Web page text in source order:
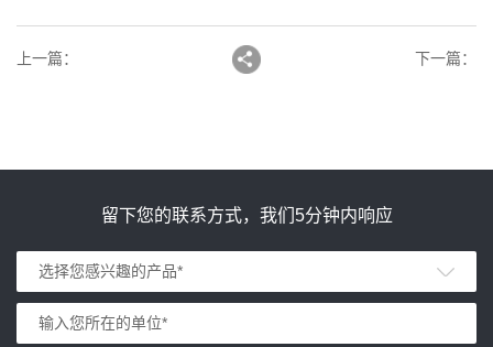
上一篇 ： 下一篇 ：
留下您的联系方式，我们5分钟内响应